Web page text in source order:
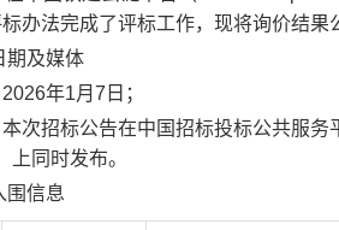
办法完成了评标工作，现将询价结果
期及媒体
2026年1月 7 日；
次招标公告在中国招标投标公共服务
上同时发布。
围信息